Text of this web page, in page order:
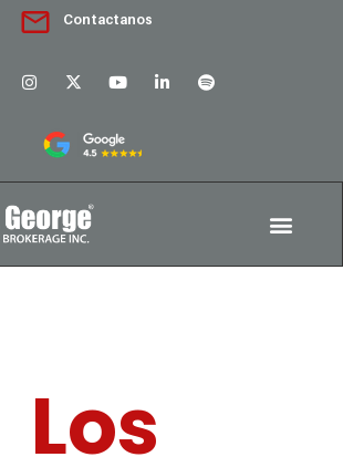
Contactanos
Los